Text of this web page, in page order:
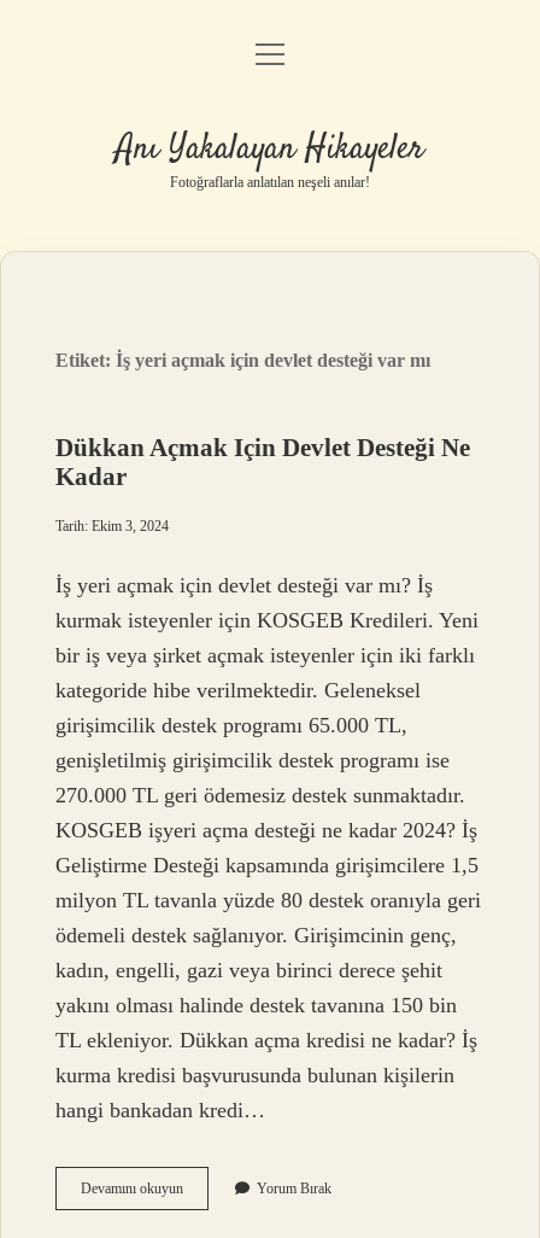
Anasayfa
Yasal Uyarı
menüyü
Anı Yakalayan Hikayeler
Fotoğraflarla anlatılan neşeli anılar!
Etiket:İş yeri açmak için devlet desteği var mı
Dükkan Açmak Için Devlet Desteği Ne
Kadar
Tarih: Ekim 3, 2024
İş yeri açmak için devlet desteği var mı? İş
kurmak isteyenler için KOSGEB Kredileri. Yeni
bir iş veya şirket açmak isteyenler için iki farklı
kategoride hibe verilmektedir. Geleneksel
girişimcilik destek programı 65.000 TL,
genişletilmiş girişimcilik destek programı ise
270.000 TL geri ödemesiz destek sunmaktadır.
KOSGEB işyeri açma desteği ne kadar 2024? İş
Geliştirme Desteği kapsamında girişimcilere 1,5
milyon TL tavanla yüzde 80 destek oranıyla geri
ödemeli destek sağlanıyor. Girişimcinin genç,
kadın, engelli, gazi veya birinci derece şehit
yakını olması halinde destek tavanına 150 bin
TL ekleniyor. Dükkan açma kredisi ne kadar? İş
kurma kredisi başvurusunda bulunan kişilerin
hangi bankadan kredi…
Devamını okuyunDükkan
Açmak
Yorum Bırak